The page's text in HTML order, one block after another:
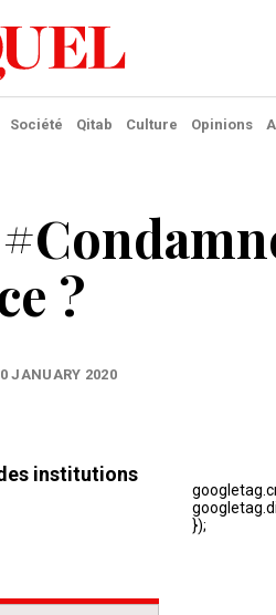
Société Qitab Culture Opinions
?
JANUARY 2020
institutions